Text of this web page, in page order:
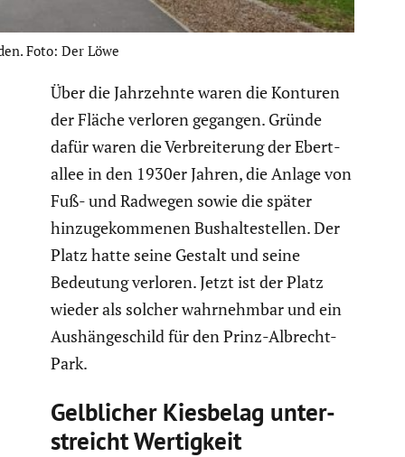
Foto: Der Löwe
Über die Jahrzehnte waren die Konturen
der Fläche verloren gegangen. Gründe
dafür waren die Verbrei­te­rung der Ebert­
allee in den 1930er Jahren, die Anlage von
Fuß- und Radwegen sowie die später
hinzu­ge­kom­menen Bushal­te­stellen. Der
Platz hatte seine Gestalt und seine
Bedeutung verloren. Jetzt ist der Platz
wieder als solcher wahrnehmbar und ein
Aushän­ge­schild für den Prinz-Albrecht-
Park.
Gelbli­cher Kiesbelag unter­
streicht Wertig­keit